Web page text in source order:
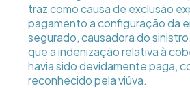
traz como causa de exclusão
pagamento a configuração da
segurado, causadora do
que a indenização relativa à
havia sido devidamente paga,
reconhecido pela viúva.